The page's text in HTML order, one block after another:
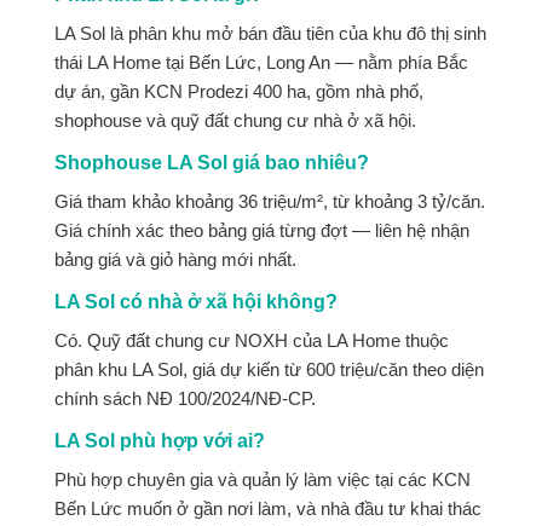
LA Sol là phân khu mở bán đầu tiên của khu đô thị sinh
thái LA Home tại Bến Lức, Long An — nằm phía Bắc
dự án, gần KCN Prodezi 400 ha, gồm nhà phố,
shophouse và quỹ đất chung cư nhà ở xã hội.
Shophouse LA Sol giá bao nhiêu?
Giá tham khảo khoảng 36 triệu/m², từ khoảng 3 tỷ/căn.
Giá chính xác theo bảng giá từng đợt — liên hệ nhận
bảng giá và giỏ hàng mới nhất.
LA Sol có nhà ở xã hội không?
Có. Quỹ đất chung cư NOXH của LA Home thuộc
phân khu LA Sol, giá dự kiến từ 600 triệu/căn theo diện
chính sách NĐ 100/2024/NĐ-CP.
LA Sol phù hợp với ai?
Phù hợp chuyên gia và quản lý làm việc tại các KCN
Bến Lức muốn ở gần nơi làm, và nhà đầu tư khai thác